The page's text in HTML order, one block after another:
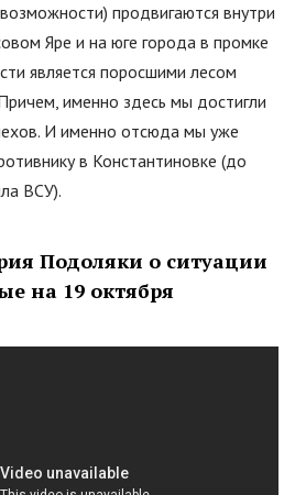
продвигаются внутри
Яре и на юге города в промке
является поросшими лесом
именно здесь мы достигли
И именно отсюда мы уже
в Константиновке (до
ВСУ).
Подоляки о ситуации
на 19 октября